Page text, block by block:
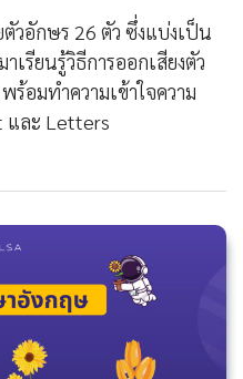
วอักษร 26 ตัว ซึ่งแบ่งเป็น
รียนรู้วิธีการออกเสียงตัว
อมทำความเข้าใจความ
และ Letters